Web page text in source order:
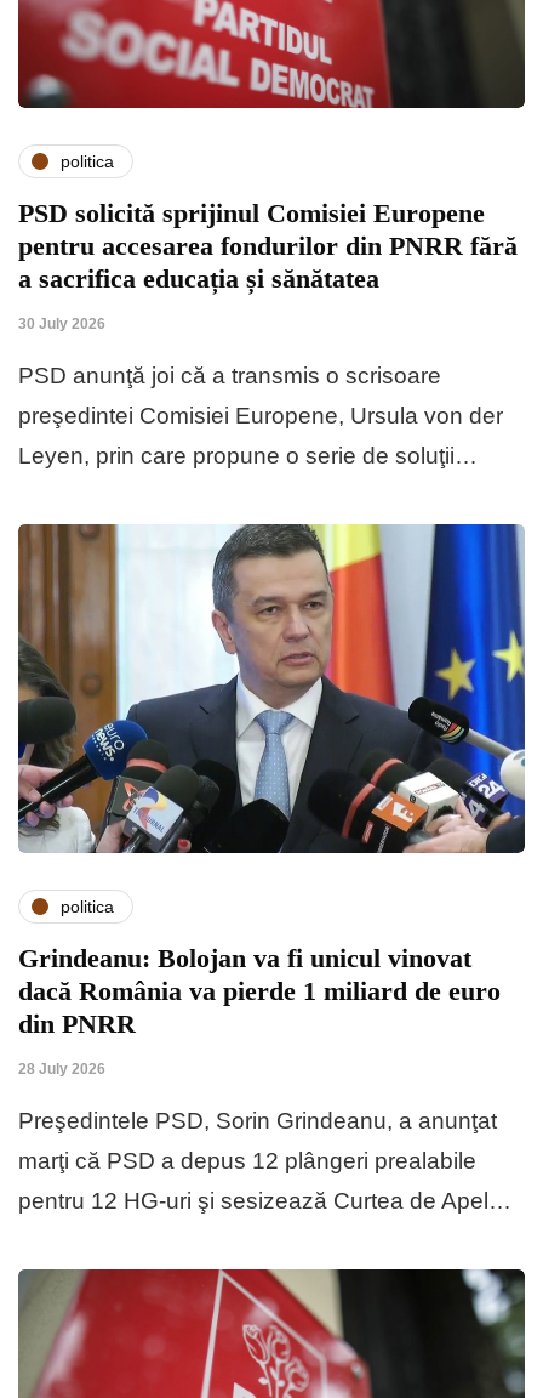
politica
PSD solicită sprijinul Comisiei Europene
pentru accesarea fondurilor din PNRR fără
a sacrifica educația și sănătatea
30 July 2026
PSD anunţă joi că a transmis o scrisoare
preşedintei Comisiei Europene, Ursula von der
Leyen, prin care propune o serie de soluţii…
politica
Grindeanu: Bolojan va fi unicul vinovat
dacă România va pierde 1 miliard de euro
din PNRR
28 July 2026
Preşedintele PSD, Sorin Grindeanu, a anunţat
marţi că PSD a depus 12 plângeri prealabile
pentru 12 HG-uri şi sesizează Curtea de Apel…